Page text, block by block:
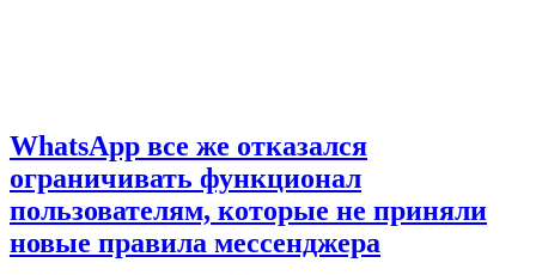
WhatsApp все же отказался
ограничивать функционал
пользователям, которые не приняли
новые правила мессенджера